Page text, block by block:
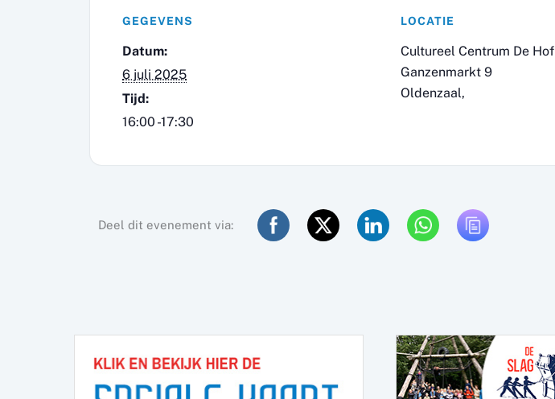
GEGEVENS
Datum:
6 juli 2025
Tijd:
16:00 -17:30
LOCATIE
Cultureel Centrum De Hof
Ganzenmarkt 9
Oldenzaal,
Deel dit evenement via: